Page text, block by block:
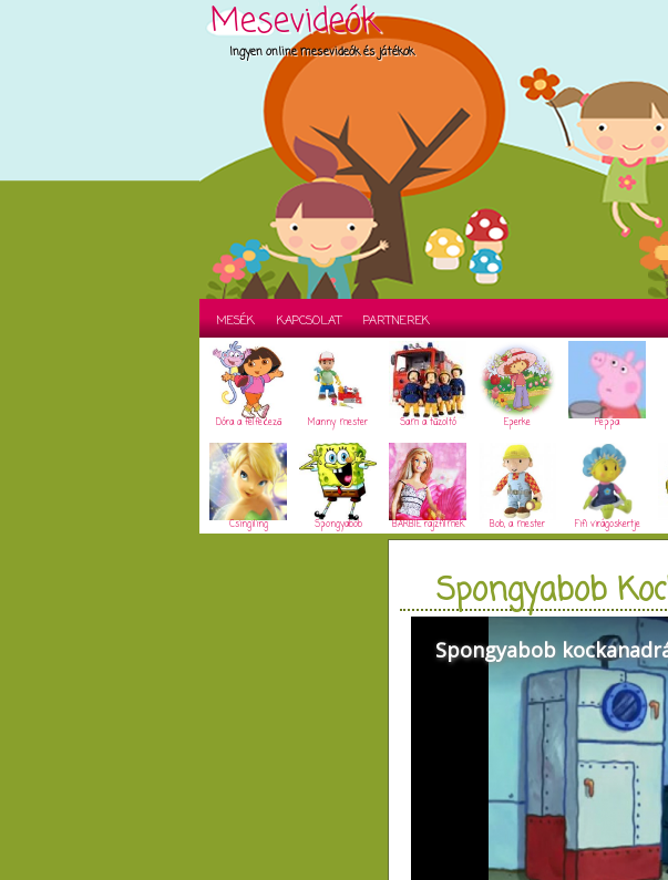
Mesevideók
Ingyen online mesevideók és játékok
MESÉK KAPCSOLAT PARTNEREK
Dóra a felfedező Manny mester Sam a tűzoltó Eperke Peppa
Csingiling Spongyabob BARBIE rajzfilmek Bob, a mester Fifi virágoskertje
Spongyabob